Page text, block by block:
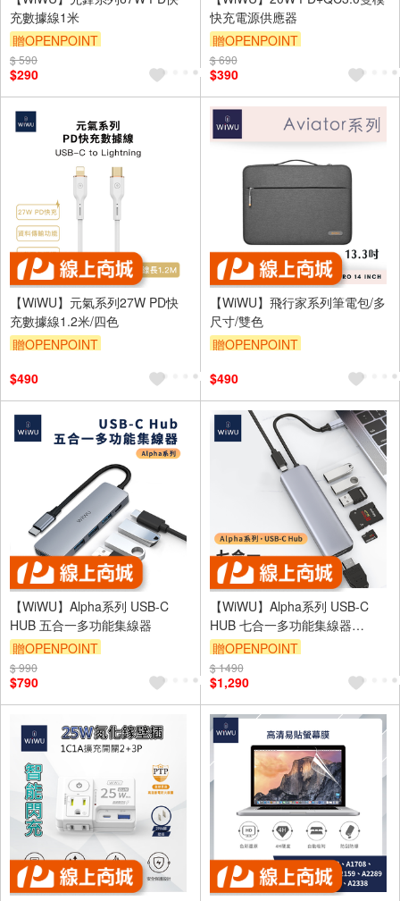
充數據線1米
贈OPENPOINT
$ 590
$290
快充電源供應器
贈OPENPOINT
$ 690
$390
【WiWU】元氣系列27W PD快
充數據線1.2米/四色
贈OPENPOINT
$490
【WiWU】飛行家系列筆電包/多
尺寸/雙色
贈OPENPOINT
$490
【WiWU】Alpha系列 USB-C
HUB 五合一多功能集線器
贈OPENPOINT
$ 990
$790
【WiWU】Alpha系列 USB-C
HUB 七合一多功能集線器
A731HC
贈OPENPOINT
$ 1490
$1,290